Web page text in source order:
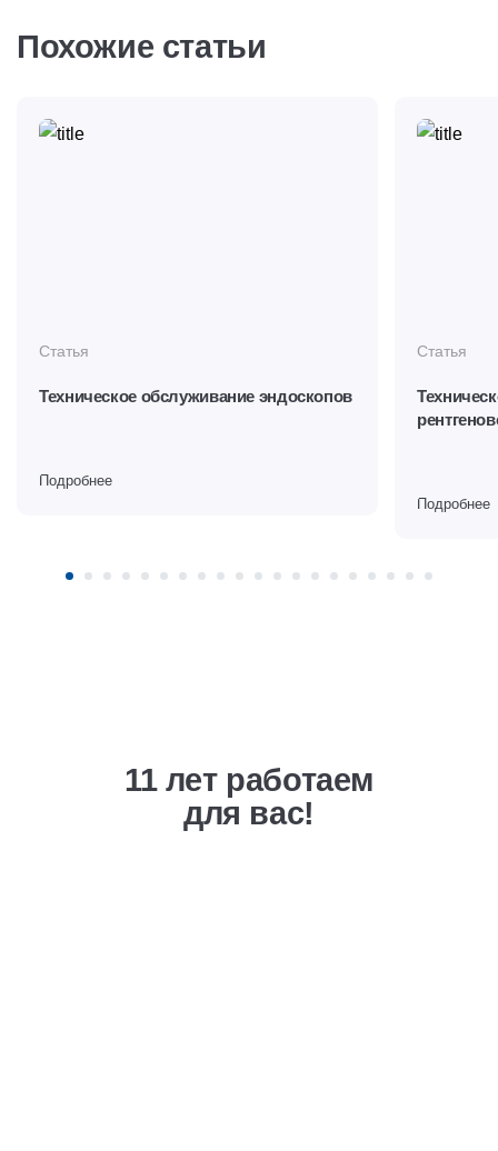
Похожие статьи
Статья
Техническое обслуживание эндоскопов
Подробнее
Статья
Подробнее
11 лет работаем
для вас!